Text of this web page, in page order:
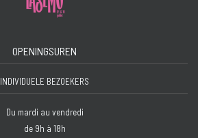
OPENINGSUREN
INDIVIDUELE BEZOEKERS
Du mardi au vendredi
de 9h à 18h